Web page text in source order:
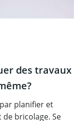
des travaux
par planifier et
bricolage. Se